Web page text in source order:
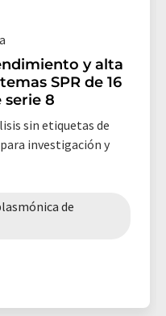
y alta
SPR de 16
serie 8
sin etiquetas de
investigación y
de